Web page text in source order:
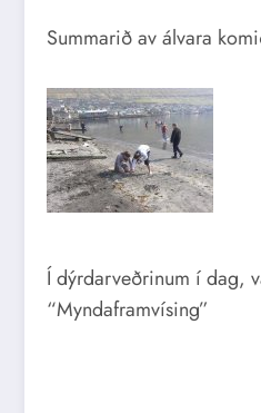
Summarið av álvara
Í dýrdarveðrinum í dag,
“Myndaframvísing”